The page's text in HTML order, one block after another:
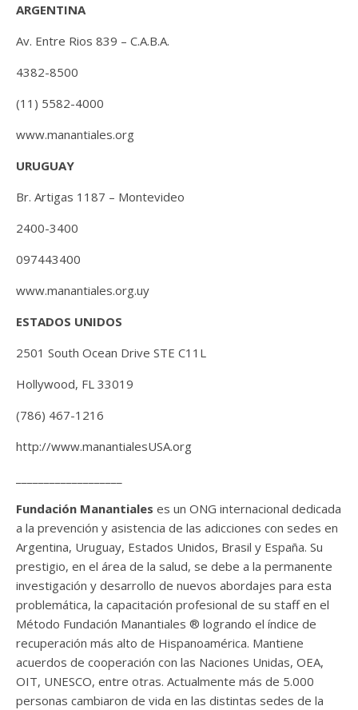
ARGENTINA
Av. Entre Rios 839 – C.A.B.A.
4382-8500
(11) 5582-4000
www.manantiales.org
URUGUAY
Br. Artigas 1187 – Montevideo
2400-3400
097443400
www.manantiales.org.uy
ESTADOS UNIDOS
2501 South Ocean Drive STE C11L
Hollywood, FL 33019
(786) 467-1216
http://www.manantialesUSA.org
Fundación Manantiales es un ONG internacional dedicada
a la prevención y asistencia de las adicciones con sedes en
Argentina, Uruguay, Estados Unidos, Brasil y España. Su
prestigio, en el área de la salud, se debe a la permanente
investigación y desarrollo de nuevos abordajes para esta
problemática, la capacitación profesional de su staff en el
Método Fundación Manantiales ® logrando el índice de
recuperación más alto de Hispanoamérica. Mantiene
acuerdos de cooperación con las Naciones Unidas, OEA,
OIT, UNESCO, entre otras. Actualmente más de 5.000
personas cambiaron de vida en las distintas sedes de la